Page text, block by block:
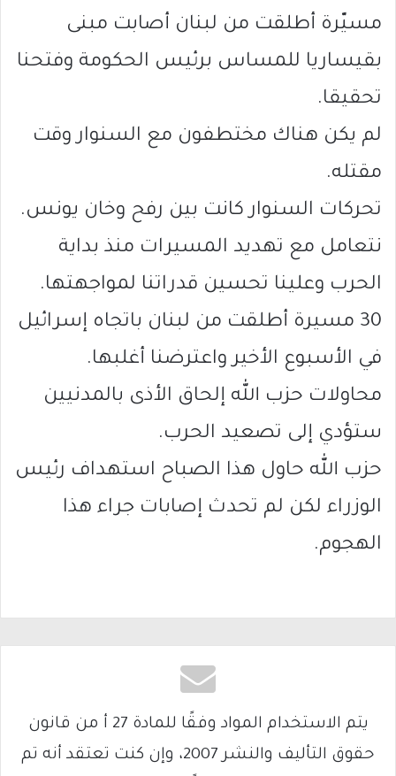
مسيّرة أطلقت من لبنان أصابت مبنى
بقيساريا للمساس برئيس الحكومة وفتحنا
تحقيقا.
لم يكن هناك مختطفون مع السنوار وقت
مقتله.
تحركات السنوار كانت بين رفح وخان يونس.
نتعامل مع تهديد المسيرات منذ بداية
الحرب وعلينا تحسين قدراتنا لمواجهتها.
30 مسيرة أطلقت من لبنان باتجاه إسرائيل
في الأسبوع الأخير واعترضنا أغلبها.
محاولات حزب الله إلحاق الأذى بالمدنيين
ستؤدي إلى تصعيد الحرب.
حزب الله حاول هذا الصباح استهداف رئيس
الوزراء لكن لم تحدث إصابات جراء هذا
الهجوم.
يتم الاستخدام المواد وفقًا للمادة 27 أ من قانون
حقوق التأليف والنشر 2007، وإن كنت تعتقد أنه تم